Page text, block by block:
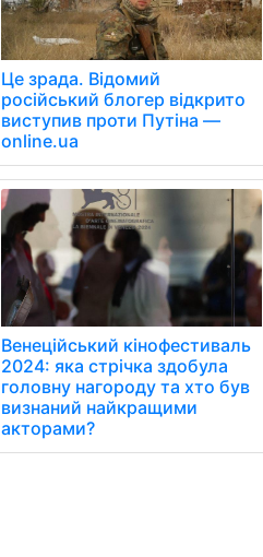
Це зрада. Відомий
російський блогер відкрито
виступив проти Путіна —
online.ua
Венеційський кінофестиваль
2024: яка стрічка здобула
головну нагороду та хто був
визнаний найкращими
акторами?